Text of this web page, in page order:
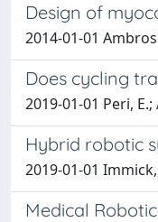
Design of
2014-01-01
Does cycling
2019-01-01 Peri,
Hybrid robotic
2019-01-01
Medical